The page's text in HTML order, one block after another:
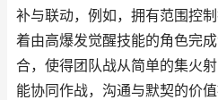
补与联动，例如，拥有范围控
着由高爆发觉醒技能的角色完
合，使得团队战从简单的集火
能协同作战，沟通与默契的价值